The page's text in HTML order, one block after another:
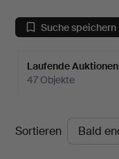
Suche speichern
Laufende Auktionen
47 Objekte
Laufende
Auktionen
Sortieren